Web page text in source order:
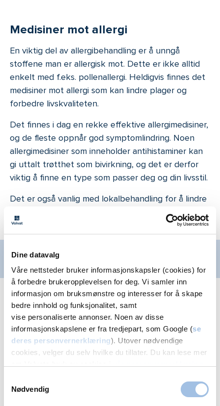
Dine datavalg
Våre nettsteder bruker informasjonskapsler (cookies) for
å forbedre brukeropplevelsen for deg. Vi samler inn
informasjon om bruksmønstre og interesser for å skape
bedre innhold og funksjonalitet, samt
vise personaliserte annonser. Noen av disse
informasjonskapslene er fra tredjepart, som Google (se
deres personvernerklæring). Utover nødvendige
cookies, velger du selv hvilke du tillater. Du kan lese mer
Nødvendig
Medisiner mot allergi
En viktig del av allergibehandling er å unngå
stoffene man er allergisk mot. Dette er ikke alltid
enkelt med f.eks. pollenallergi. Heldigvis finnes det
medisiner mot allergi som kan lindre plager og
forbedre livskvaliteten.
Det finnes i dag en rekke effektive allergimedisiner,
og de fleste oppnår god symptomlindring. Noen
allergimedisiner som inneholder antihistaminer kan
gi uttalt trøtthet som bivirkning, og det er derfor
viktig å finne en type som passer deg og din livsstil.
Det er også vanlig med lokalbehandling for å lindre
allergiske reaksjoner, slik som øyedråper og
nesespray.
Bestill time for behandling med
Allergivaksine
Allergivaksinering, også kjent som
hyposensibilisering, er en behandling mot allergi
som benyttes i tilfeller der medisiner og andre tiltak
ikke har vist seg å være tilstrekkelig. Dette er den
eneste formen for behandling som kan endre
kroppens reaksjoner til å naturlig tåle allergenet